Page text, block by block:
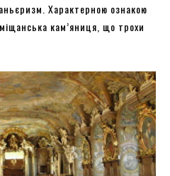
Характерною ознакою
кам’яниця, що трохи